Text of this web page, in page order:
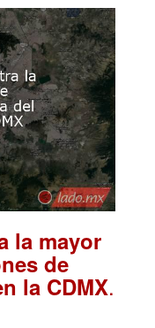
la mayor
de
la CDMX.